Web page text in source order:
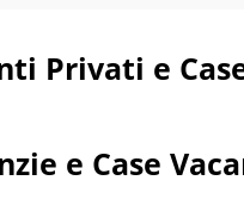
Privati e
e Case